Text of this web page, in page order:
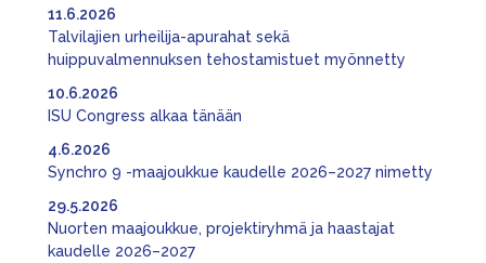
Talvilajien urheilija-apurahat sekä
huippuvalmennuksen tehostamistuet myönnetty
11.6.2026
ISU Congress alkaa tänään
10.6.2026
Synchro 9 -maajoukkue kaudelle 2026–2027 nimetty
4.6.2026
Nuorten maajoukkue, projektiryhmä ja haastajat
kaudelle 2026–2027
29.5.2026